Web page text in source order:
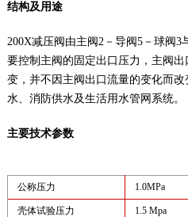
结构及用途
200X减压阀由主阀2－导阀5－球阀3
要控制主阀的固定出口压力，主阀
变，并不因主阀出口流量的变化而
水、消防供水及生活用水管网系统。
主要技术参数
公称压力 1.0MPa
壳体试验压力 1.5 Mpa